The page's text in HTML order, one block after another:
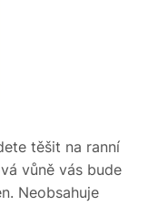
těšit na ranní
vůně vás bude
Neobsahuje